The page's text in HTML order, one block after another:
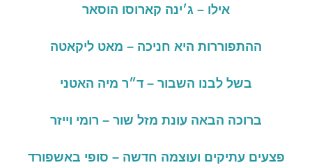
אילו – ג׳ינה קארוסו הוסאר
ההתפוררות היא חניכה – מאט ליקאטה
בשל לבנו השבור – ד״ר מיה האטני
ברוכה הבאה עונת מזל שור – רומי וייזר
פצעים עתיקים ועוצמה חדשה – סופי באשפורד